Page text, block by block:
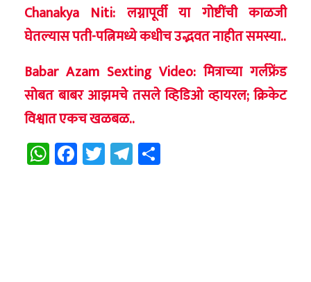
Chanakya Niti: लग्नापूर्वी या गोष्टींची काळजी
घेतल्यास पती-पत्निमध्ये कधीच उद्भवत नाहीत समस्या..
Babar Azam Sexting Video: मित्राच्या गर्लफ्रेंड
सोबत बाबर आझमचे तसले व्हिडिओ व्हायरल; क्रिकेट
विश्वात एकच खळबळ..
WhatsApp
Facebook
TwitterTelegram